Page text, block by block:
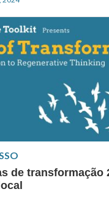
de transformação